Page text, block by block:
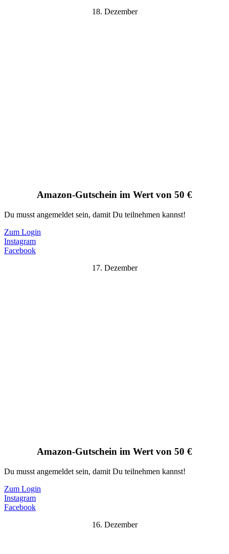
18. Dezember
Amazon-Gutschein im Wert von 50 €
Du musst angemeldet sein, damit Du teilnehmen kannst!
Zum Login
Instagram
Facebook
17. Dezember
Amazon-Gutschein im Wert von 50 €
Du musst angemeldet sein, damit Du teilnehmen kannst!
Zum Login
Instagram
Facebook
16. Dezember